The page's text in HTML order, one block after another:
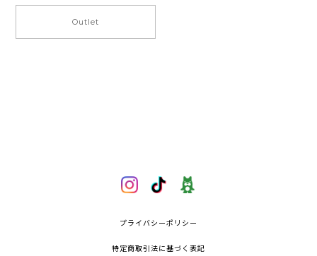
Outlet
プライバシーポリシー
特定商取引法に基づく表記